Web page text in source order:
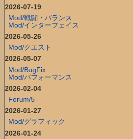
2026-07-19
Mod/戦闘・バランス
Mod/インターフェイス
2026-05-26
Mod/クエスト
2026-05-07
Mod/BugFix
Mod/パフォーマンス
2026-02-04
Forum/5
2026-01-27
Mod/グラフィック
2026-01-24